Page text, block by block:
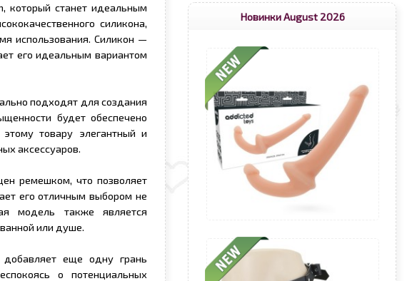
который станет идеальным
силикона,
использования. Силикон —
его идеальным вариантом
подходят для создания
будет обеспечено
товару элегантный и
аксессуаров.
ремешком, что позволяет
его отличным выбором не
модель также является
или душе.
еще одну грань
о потенциальных
Новинки August 2026